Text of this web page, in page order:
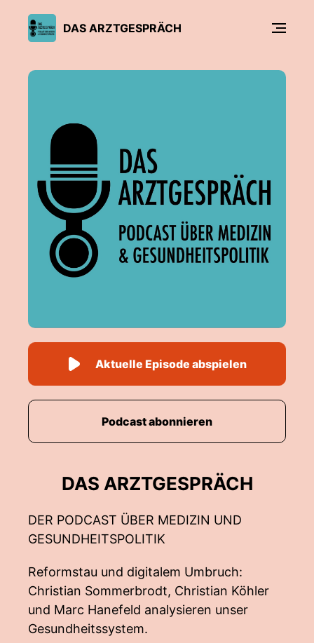
DAS ARZTGESPRÄCH
DAS ARZTGESPRÄCH
DER PODCAST ÜBER MEDIZIN UND
GESUNDHEITSPOLITIK
Reformstau und digitalem Umbruch:
Christian Sommerbrodt, Christian Köhler
und Marc Hanefeld analysieren unser
Gesundheitssystem.
Aktuelle Episode abspielen
Podcast abonnieren